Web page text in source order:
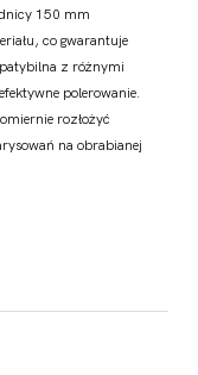
150 mm
co gwarantuje
z różnymi
polerowanie.
rozłożyć
na obrabianej